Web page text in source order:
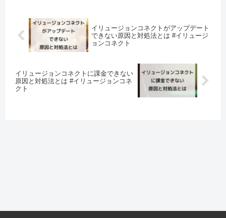
イリュージョンコネクトがアップデート
できない原因と対処法とは #イリュージ
ョンコネクト
イリュージョンコネクトに課金できない
原因と対処法とは #イリュージョンコネ
クト